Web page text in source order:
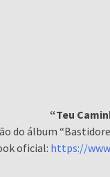
“Teu
do álbum
oficial: https://